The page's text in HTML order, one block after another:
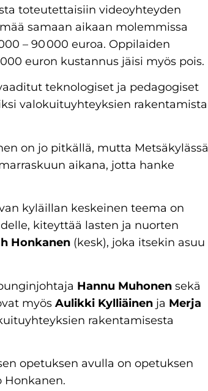
toteutettaisiin videoyhteyden
samaan aikaan molemmissa
– 90 000 euroa. Oppilaiden
euron kustannus jäisi myös pois.
teknologiset ja pedagogiset
valokuituyhteyksien rakentamista
on jo pitkällä, mutta Metsäkylässä
aikana, jotta hanke
kyläillan keskeinen teema on
kiteyttää lasten ja nuorten
Honkanen (kesk), joka itsekin asuu
Hannu Muhonen sekä
myös Aulikki Kylliäinen ja Merja
rakentamisesta
opetuksen avulla on opetuksen
Honkanen.